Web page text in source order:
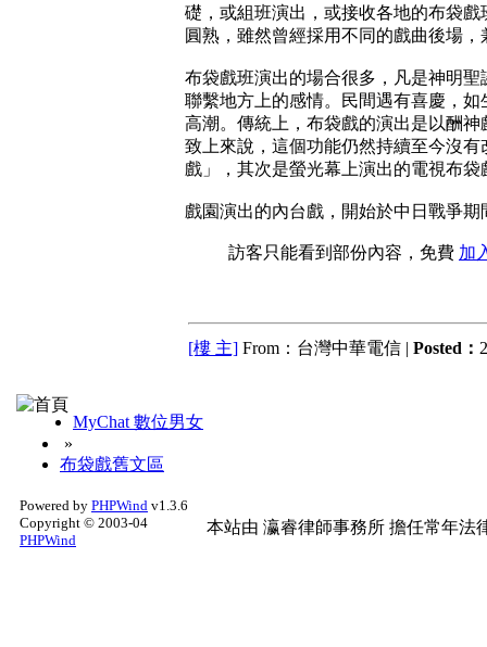
礎，或組班演出，或接收各地的布袋
圓熟，雖然曾經採用不同的戲曲後場
布袋戲班演出的場合很多，凡是神明
聯繫地方上的感情。民間遇有喜慶，
高潮。傳統上，布袋戲的演出是以酬
致上來說，這個功能仍然持續至今沒
戲」，其次是螢光幕上演出的電視布袋
戲園演出的內台戲，開始於中日戰爭
訪客只能看到部份內容，免費 加
[樓 主] From：台灣中華電信 | Posted：
MyChat 數位男女
»
布袋戲舊文區
Powered by PHPWind v1.3.6
Copyright © 2003-04
PHPWind
本站由 瀛睿律師事務所 擔任常年法